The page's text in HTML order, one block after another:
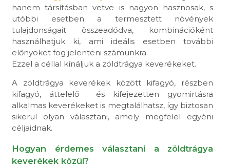
hanem társításban vetve is nagyon hasznosak, s
utóbbi esetben a termesztett növények
tulajdonságait összeadódva, kombinációként
használhatjuk ki, ami ideális esetben további
előnyöket fog jelenteni számunkra.
Ezzel a céllal kínáljuk a zöldtrágya keverékeket.
A zöldtrágya keverékek között kifagyó, részben
kifagyó, áttelelő és kifejezetten gyomirtásra
alkalmas keverékeket is megtalálhatsz, így biztosan
sikerül olyan választani, amely megfelel egyéni
céljaidnak.
Hogyan érdemes választani a zöldtrágya
keverékek közül?